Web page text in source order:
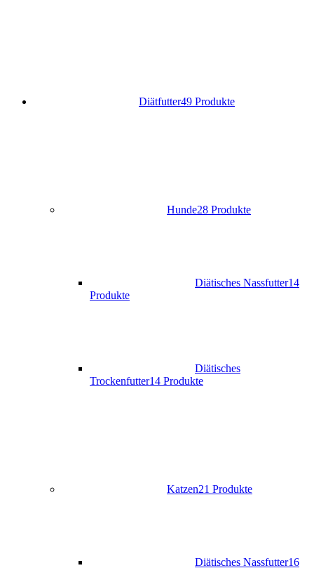
Diätfutter49 Produkte
Hunde28 Produkte
Diätisches Nassfutter14
Produkte
Diätisches
Trockenfutter14 Produkte
Katzen21 Produkte
Diätisches Nassfutter16